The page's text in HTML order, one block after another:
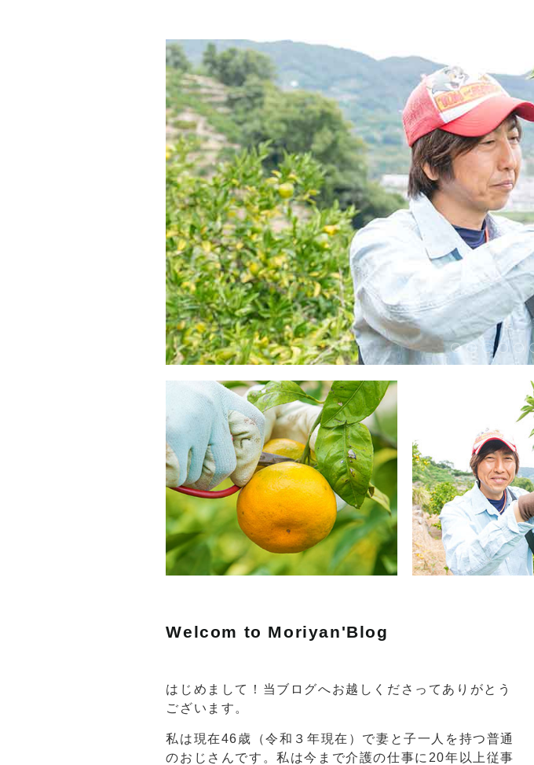
Welcom to Moriyan'Blog
はじめまして！当ブログへお越しくださってありがとう
ございます。
私は現在46歳（令和３年現在）で妻と子一人を持つ普通
のおじさんです。私は今まで介護の仕事に20年以上従事